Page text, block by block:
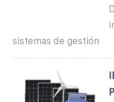
sistemas de gestión